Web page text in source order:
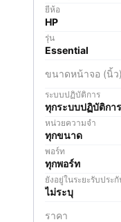
ยี่ห้อ
HP
รุ่น
Essential
ขนาดหน้าจอ (นิ้ว)
ระบบปฏิบัติการ
ทุกระบบปฏิบัติการ
หน่วยความจำ
ทุกขนาด
พอร์ท
ทุกพอร์ท
ยังอยู่ในระยะรับประ
ไม่ระบุ
ราคา